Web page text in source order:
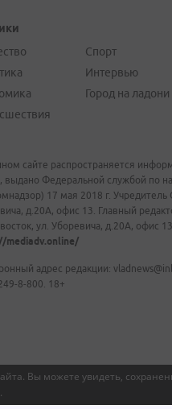
Вы можете увидеть,
.
Спорт
Интервью
Город на ладони
сайте распространяется
выдано Федеральной службой по
17 мая 2018 г.
д.20А, офис 13. Главный
ул. Уборевича, д.20А, офис
mediadv.online/
адрес редакции:
8-800. 18+